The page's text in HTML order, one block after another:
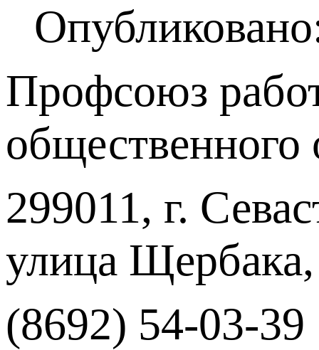
Профсоюз
299011, г.
улица
(8692) 54-03-39